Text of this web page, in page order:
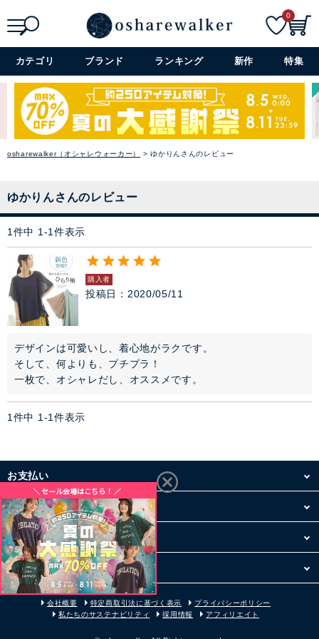
詳細検索+
0
カテゴリ ブランド ランキング 新作 特集
パーカー
スウェット
ベスト
カーディガン
パンツ
スカート
ワンピース
ぺチコート
アウター
コーデセット・セットアイテム
シューズ
バッグ
アクセサリー
ファッション雑貨
セレモニー・オケージョン
アイテム特集
バイヤーおすすめのセレクシ
ョン
良さを大切に、オシャレウォー
閉じる
osharewalker（オシャレウォーカー） ゆかりんさんのレビュー
ゆかりんさんのレビュー
1 件中 1 -1 件表示
購入者
投稿日 2020/05/11
デザインは可愛いし、着心地がラクです。
そして、何よりも、プチプラ！
一枚で、オシャレだし、オススメです。
1 件中 1 -1 件表示
お支払い
配送・送料
お買い物について
その他
会社概要 特定商取引法に基づく表示
プライバシーポリシー
私たちのサステナビリティ
採用情報 アフィリエイト